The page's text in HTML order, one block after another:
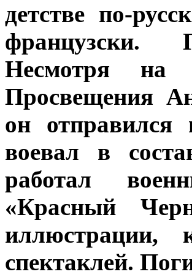
детстве по-
французски.
Несмотря
Просвещения
он
воевал в
работал
«Красный
иллюстрации,
спектаклей.